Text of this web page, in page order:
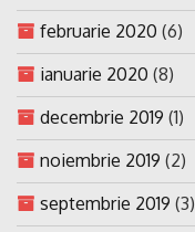
februarie 2020 (6)
ianuarie 2020 (8)
decembrie 2019 (1)
noiembrie 2019 (2)
septembrie 2019 (3)